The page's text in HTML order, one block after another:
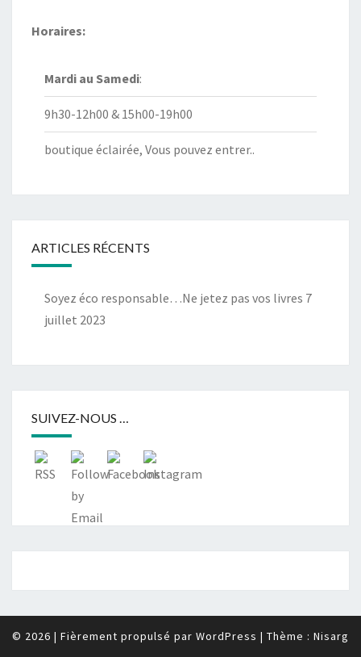
Horaires:
Mardi au Samedi:
9h30-12h00 & 15h00-19h00
boutique éclairée, Vous pouvez entrer..
ARTICLES RÉCENTS
Soyez éco responsable…Ne jetez pas vos livres 7
juillet 2023
SUIVEZ-NOUS …
© 2026 | Fièrement propulsé par WordPress | Thème : Nisarg